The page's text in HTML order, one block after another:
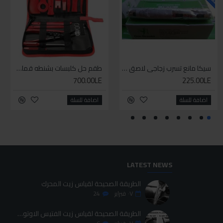
سيليكون متعدد الاستخدام
70.00LE
اضافة للسلة
طقم حل كلبسات بشنطه قماش ١٩ قطعه للخدمات الشاقه
700.00LE
اضافة للسلة
سيكا مانع تسرب زجاجي لاصق اسود 600 مل
225.00LE
اضافة للسلة
طقم حل كلبسات بشنطه قماش ١٩ قطعه للخدمات الشاقه
700.00LE
اضافة للسلة
LATEST NEWS
الطريقة الصحيحة لقياس زيت المحرك
٠٧ فبراير 24
الطريقة الصحيحة لقياس زيت الفتيس الاوتوماتيك